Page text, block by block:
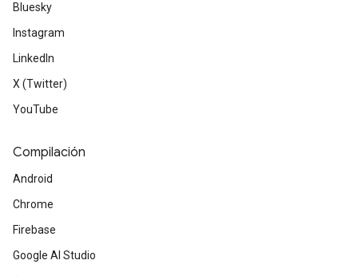
Bluesky
Instagram
LinkedIn
X (Twitter)
YouTube
Compilación
Android
Chrome
Firebase
Google AI Studio